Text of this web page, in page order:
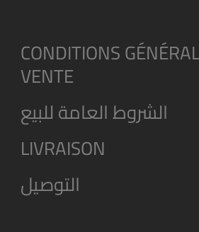
CONDITIONS
VENTE
الشروط العامة للبيع
LIVRAISON
التوصيل